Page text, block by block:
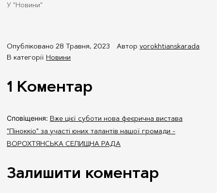
У "Новини"
Опубліковано 28 Травня, 2023 Автор vorokhtianskarada
В категорії Новини
1 Коментар
Сповіщення: Вже цієї суботи нова феєрична вистава
"Піноккіо" за участі юних талантів нашої громади -
ВОРОХТЯНСЬКА СЕЛИЩНА РАДА
Залишити коментар